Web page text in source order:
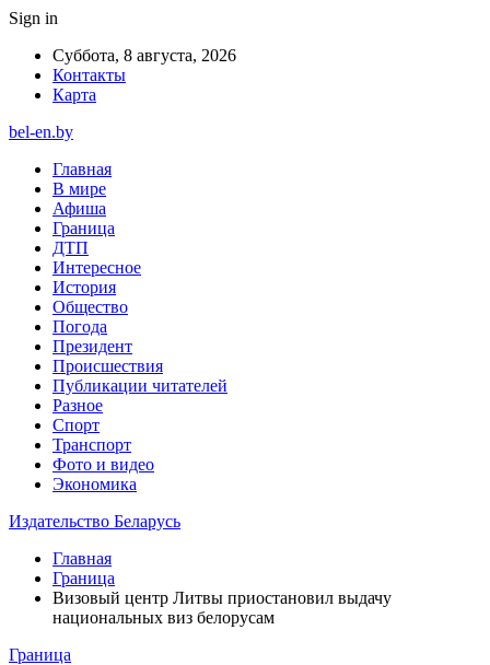
Sign in
Суббота, 8 августа, 2026
Контакты
Карта
bel-en.by
Главная
В мире
Афиша
Граница
ДТП
Интересное
История
Общество
Погода
Президент
Происшествия
Публикации читателей
Разное
Спорт
Транспорт
Фото и видео
Экономика
Издательство Беларусь
Главная
Граница
Визовый центр Литвы приостановил выдачу
национальных виз белорусам
Граница